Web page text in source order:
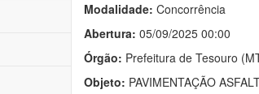
Modalidade: Concorrência
Abertura: 05/09/2025 00:00
Órgão: Prefeitura de Tesouro
Objeto: PAVIMENTAÇÃO